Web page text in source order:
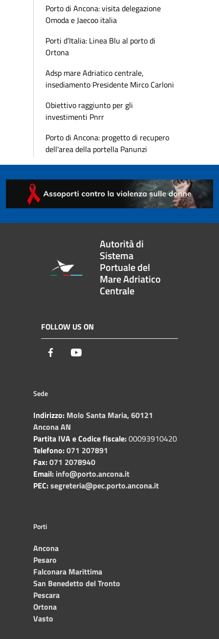
Porto di Ancona: visita delegazione
Omoda e Jaecoo italia
Porti d’Italia: Linea Blu al porto di
Ortona
Adsp mare Adriatico centrale,
insediamento Presidente Mirco Carloni
Obiettivo raggiunto per gli
investimenti Pnrr
Porto di Ancona: progetto di recupero
dell'area della portella Panunzi
Autorità di
Sistema
Portuale del
Mare Adriatico
Centrale
FOLLOW US ON
Facebook
Sede
Indirizzo: Molo Santa Maria, 60121
Ancona AN
Partita IVA e Codice fiscale:00093910420
Telefono:071 207891
Fax:071 2078940
Email: info@porto.ancona.it
PEC:segreteria@pec.porto.ancona.it
Porti
Ancona
Pesaro
Falconara Marittima
San Benedetto del Tronto
Pescara
Ortona
Vasto